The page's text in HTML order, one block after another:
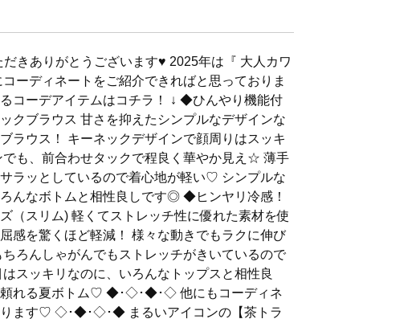
きありがとうございます♥︎ 2025年は『 大人カワ
ーディネートをご紹介できればと思っておりま
コーデアイテムはコチラ！ ↓ ◆ひんやり機能付
クブラウス 甘さを抑えたシンプルなデザインな
ラウス！ キーネックデザインで顔周りはスッキ
も、前合わせタックで程良く華やか見え☆ 薄手
ラッとしているので着心地が軽い♡ シンプルな
んなボトムと相性良しです◎ ◆ヒンヤリ冷感！
（スリム) 軽くてストレッチ性に優れた素材を使
感を驚くほど軽減！ 様々な動きでもラクに伸び
ろんしゃがんでもストレッチがきいているので
スッキリなのに、いろんなトップスと相性良
頼れる夏ボトム♡ ◆･◇･◆･◇ 他にもコーディネ
ります♡ ◇･◆･◇･◆ まるいアイコンの【茶トラ